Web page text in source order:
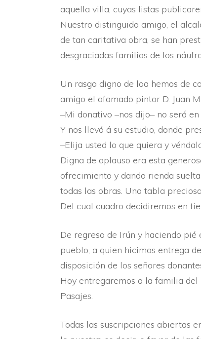
aquella villa, cuyas listas
Nuestro distinguido amigo, el
de tan caritativa obra, se han
desgraciadas familias de los
Un rasgo digno de loa hemos de
amigo el afamado pintor D. Juan
–Mi donativo –nos dijo– no será
Y nos llevó á su estudio, donde
–Elija usted lo que quiera y
Digna de aplauso era esta
ofrecimiento y dando rienda
todas las obras. Una tabla
Del cual cuadro decidiremos en
De regreso de Irún y haciendo pié
pueblo, a quien hicimos entrega
disposición de los señores
Hoy entregaremos a la familia del
Pasajes.
Todas las suscripciones abiertas